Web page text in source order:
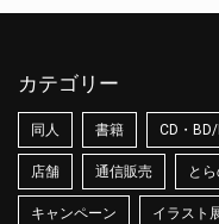
カテゴリー
同人 書籍 CD・BD/
店舗 通信販売 と
キャンペーン イラスト